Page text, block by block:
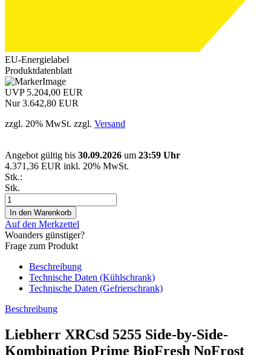
EU-Energielabel
Produktdatenblatt
UVP 5.204,00 EUR
Nur 3.642,80 EUR
zzgl. 20% MwSt. zzgl. Versand
Angebot gültig bis 30.09.2026 um 23:59 Uhr
4.371,36 EUR inkl. 20% MwSt.
Stk.:
Stk.
Auf den Merkzettel
Woanders günstiger?
Frage zum Produkt
Beschreibung
Technische Daten (Kühlschrank)
Technische Daten (Gefrierschrank)
Beschreibung
Liebherr XRCsd 5255 Side-by-Side-
Kombination Prime BioFresh NoFrost